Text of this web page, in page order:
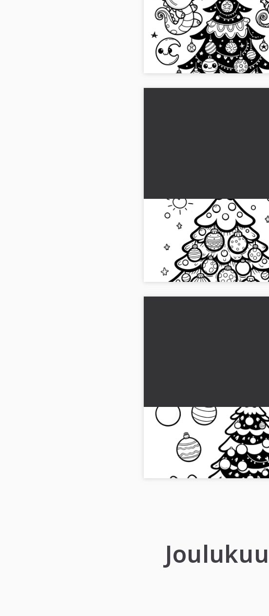
Joulukuusi kuun, tähtien ja
kanssa (värityskuva)
Lataa korkealaatuinen kuva
kuun, tähtien ja pallojen kanssa! 🎄 Nyt
saatavilla ilmaiseksi!...
Yksinkertainen värityskuva:
Joulupuu joulupalloilla
Jouluisen maalaushetken odottaa: Lataa
ilmainen ja helppo värityskuva
kuulista....
Joulukuusenkoristeet ja lahjat
värityskuva
Värityskuva joulukuusenkoristeilla,
lahjoilla. 🎄 Lataa värityskuva nyt